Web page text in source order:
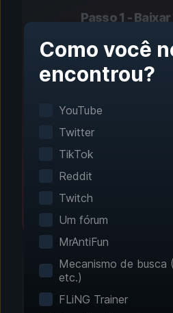
Passo 1 -
clique
jogos instalados
configuração manual
Passo 2 - Escolha
Como você
encontrou?
YouTube
Twitter
TikTok
Reddit
Twitch
Um fórum
MrAntiFun
Mecanismo de busca
etc.)
FLiNG Trainer